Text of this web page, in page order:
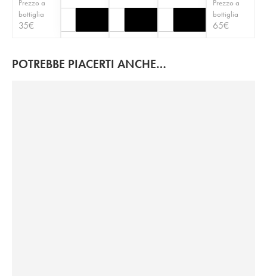
Prezzo a
bottiglia
35€
Prezzo a
bottiglia
65€
POTREBBE PIACERTI ANCHE…